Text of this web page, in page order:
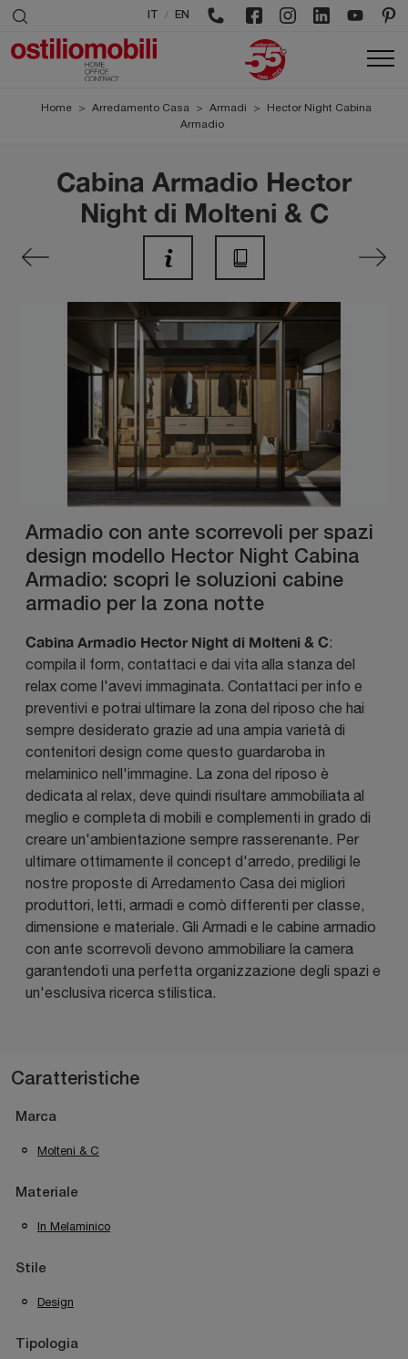
/ EN
Home > Arredamento Casa > Armadi >
Hector Night Cabina
Armadio
Cabina Armadio Hector
Night di Molteni & C
Armadio con ante scorrevoli per spazi
design modello Hector Night Cabina
Armadio: scopri le soluzioni cabine
armadio per la zona notte
Cabina Armadio Hector Night di Molteni & C:
compila il form, contattaci e dai vita alla stanza del
relax come l'avevi immaginata. Contattaci per info e
preventivi e potrai ultimare la zona del riposo che hai
sempre desiderato grazie ad una ampia varietà di
contenitori design come questo guardaroba in
melaminico nell'immagine. La zona del riposo è
dedicata al relax, deve quindi risultare ammobiliata al
meglio e completa di mobili e complementi in grado di
creare un'ambientazione sempre rasserenante. Per
ultimare ottimamente il concept d'arredo, prediligi le
nostre proposte di Arredamento Casa dei migliori
produttori, letti, armadi e comò differenti per classe,
dimensione e materiale. Gli Armadi e le cabine armadio
con ante scorrevoli devono ammobiliare la camera
garantendoti una perfetta organizzazione degli spazi e
un'esclusiva ricerca stilistica.
Caratteristiche
Marca
Molteni & C
Materiale
In Melaminico
Stile
Design
Tipologia